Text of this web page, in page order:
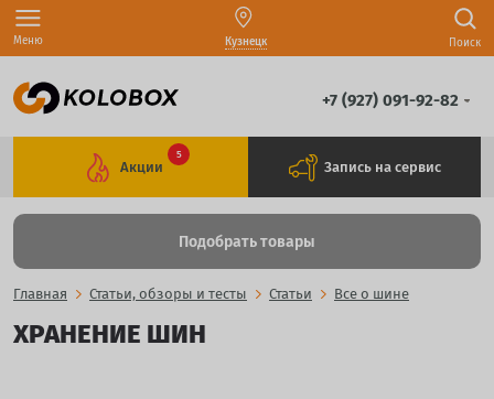
Меню Кузнецк Поиск
+7 (927) 091-92-82
Акции
5
Запись на сервис
Подобрать товары
Главная Статьи, обзоры и тесты Статьи Все о шине
ХРАНЕНИЕ ШИН